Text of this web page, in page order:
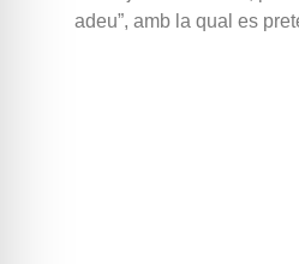
adeu”, amb la qual es